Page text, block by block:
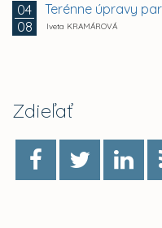
04
08
Terénne úpravy
Iveta KRAMÁROVÁ
Zdieľať